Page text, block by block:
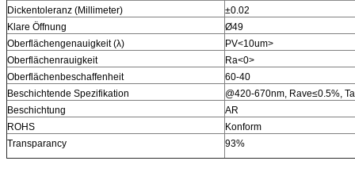
Dickentoleranz (Millimeter)
±0.02
Klare Öffnung
Ø49
Oberflächengenauigkeit (λ)
PV<10um>
Oberflächenrauigkeit
Ra<0>
Oberflächenbeschaffenheit
60-40
Beschichtende Spezifikation
@420-670nm, Rave≤0.5%,
Beschichtung
AR
ROHS
Konform
Transparancy
93%